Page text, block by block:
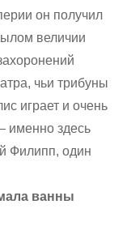
он получил
величии
чьи трибуны
играет и очень
именно здесь
Филипп, один
ванны